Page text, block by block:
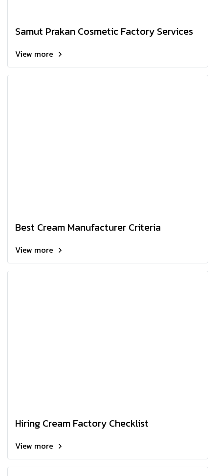
Samut Prakan Cosmetic Factory Services
View more
Best Cream Manufacturer Criteria
View more
Hiring Cream Factory Checklist
View more